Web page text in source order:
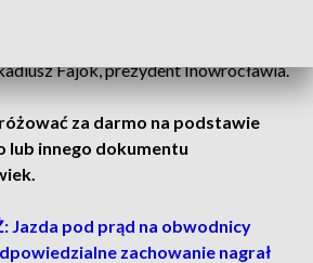
Fajok, prezydent Inowrocławia.
za darmo na podstawie
lub innego dokumentu
Jazda pod prąd na obwodnicy
zachowanie nagrał